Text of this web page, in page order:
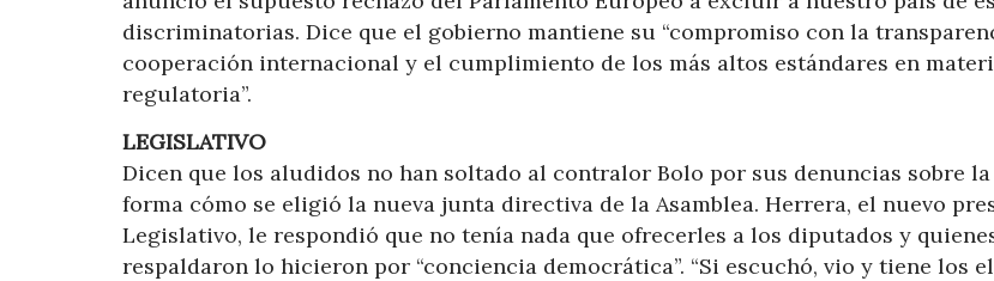
discriminatorias. Dice que el gobierno mantiene su “compromiso con la
cooperación internacional y el cumplimiento de los más altos estándares en
regulatoria”.
LEGISLATIVO
Dicen que los aludidos no han soltado al contralor Bolo por sus denuncias sobre
forma cómo se eligió la nueva junta directiva de la Asamblea. Herrera, el nuevo
Legislativo, le respondió que no tenía nada que ofrecerles a los diputados y
respaldaron lo hicieron por “conciencia democrática”. “Si escuchó, vio y tiene los